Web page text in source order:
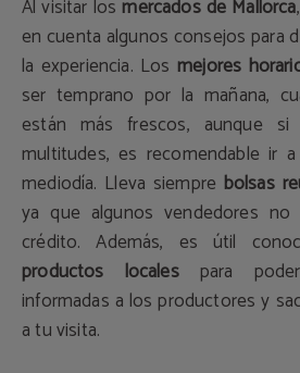
Al visitar losmercados de Mallorca
en cuenta algunos consejos para
la experiencia. Losmejores
ser temprano por la mañana,
están más frescos, aunque si
multitudes, es recomendable ir
mediodía. Lleva siempre bolsas
ya que algunos vendedores
crédito. Además, es útil
productos localespara poder
informadas a los productores y
a tu visita.